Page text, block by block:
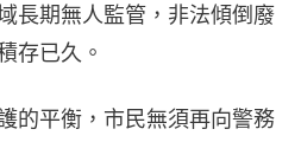
長期無人監管，非法傾倒廢
存已久。
的平衡，市民無須再向警務